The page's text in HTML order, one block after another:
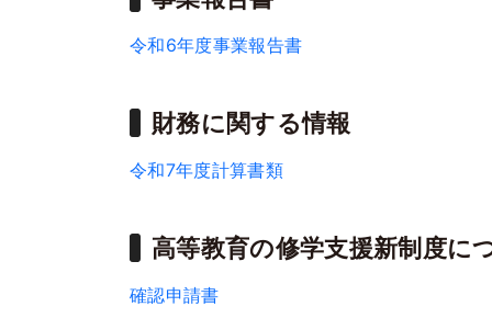
令和6年度事業報告書
財務に関する情報
令和7年度計算書類
高等教育の修学支援新制度に
確認申請書